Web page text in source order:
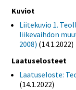
Kuviot
Liitekuvio 1.
liikevaihdon
2008) (14.1.2022)
Laatuselosteet
Laatuseloste:
(14.1.2022)